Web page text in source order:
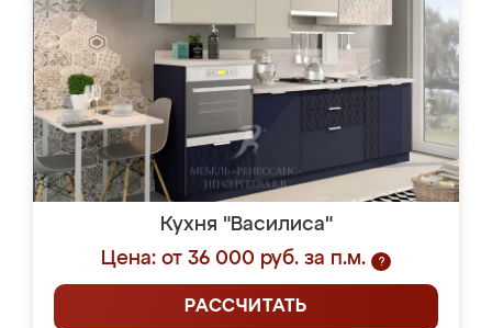
Кухня "Василиса"
Цена: от 36 000 руб. за п.м.
?
РАССЧИТАТЬ